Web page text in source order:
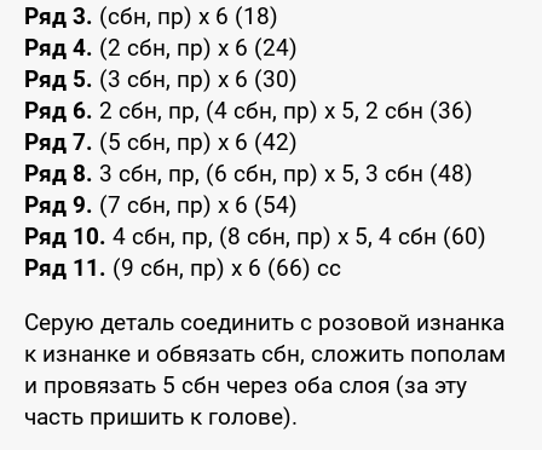
Ряд 3. (сбн, пр) x 6 (18)
Ряд 4. (2 сбн, пр) x 6 (24)
Ряд 5. (3 сбн, пр) x 6 (30)
Ряд 6. 2 сбн, пр, (4 сбн, пр) x 5, 2 сбн (36)
Ряд 7. (5 сбн, пр) x 6 (42)
Ряд 8. 3 сбн, пр, (6 сбн, пр) x 5, 3 сбн (48)
Ряд 9. (7 сбн, пр) x 6 (54)
Ряд 10. 4 сбн, пр, (8 сбн, пр) x 5, 4 сбн (60)
Ряд 11. (9 сбн, пр) x 6 (66) сс
Серую деталь соединить с розовой изнанка
к изнанке и обвязать сбн, сложить пополам
и провязать 5 сбн через оба слоя (за эту
часть пришить к голове).